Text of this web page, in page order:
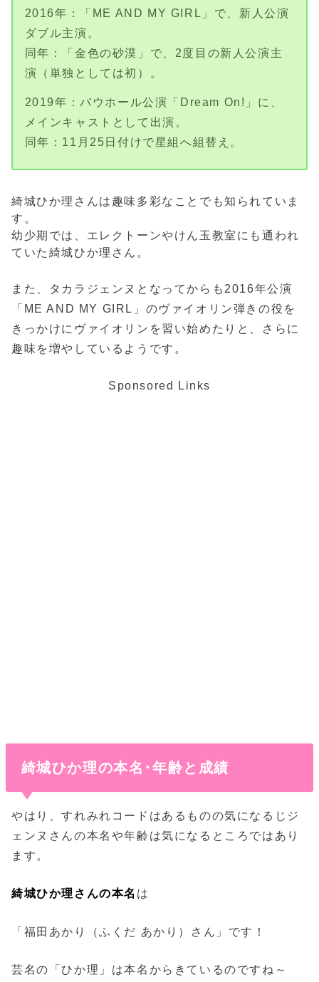
2016年：「ME AND MY GIRL」で、新人公演
ダブル主演。
同年：「金色の砂漠」で、2度目の新人公演主
演（単独としては初）。
2019年：バウホール公演「Dream On!」に、
メインキャストとして出演。
同年：11月25日付けで星組へ組替え。
綺城ひか理さんは趣味多彩なことでも知られていま
す。
幼少期では、エレクトーンやけん玉教室にも通われ
ていた綺城ひか理さん。
また、タカラジェンヌとなってからも2016年公演
「ME AND MY GIRL」のヴァイオリン弾きの役を
きっかけにヴァイオリンを習い始めたりと、さらに
趣味を増やしているようです。
Sponsored Links
綺城ひか理の本名･年齢と成績
やはり、すれみれコードはあるものの気になるじジ
ェンヌさんの本名や年齢は気になるところではあり
ます。
綺城ひか理さんの本名 は
「福田あかり（ふくだ あかり）さん」です！
芸名の「ひか理」は本名からきているのですね～